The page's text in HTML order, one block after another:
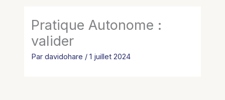
Pratique Autonome :
valider
Pardavidohare /1 juillet 2024